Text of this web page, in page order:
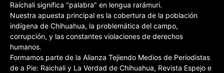
Raíchali significa "palabra" en lengua rarámuri.
Nuestra apuesta principal es la cobertura de la población
indígena de Chihuahua, la problemática del campo,
corrupción, y las constantes violaciones de derechos
humanos.
Formamos parte de la Alianza Tejiendo Medios de Periodistas
de a Pie: Raichali y La Verdad de Chihuahua, Revista Espejo e